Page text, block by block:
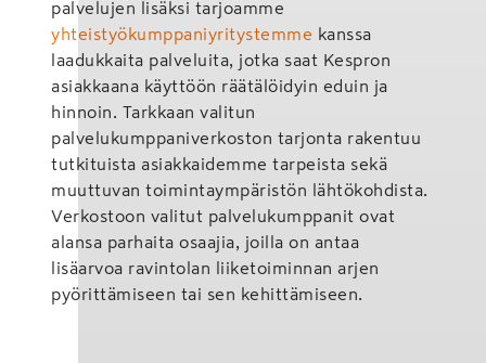
palvelujen lisäksi tarjoamme
yhteistyökumppaniyritystemme kanssa
laadukkaita palveluita, jotka saat Kespron
asiakkaana käyttöön räätälöidyin eduin ja
hinnoin. Tarkkaan valitun
palvelukumppaniverkoston tarjonta rakentuu
tutkituista asiakkaidemme tarpeista sekä
muuttuvan toimintaympäristön lähtökohdista.
Verkostoon valitut palvelukumppanit ovat
alansa parhaita osaajia, joilla on antaa
lisäarvoa ravintolan liiketoiminnan arjen
pyörittämiseen tai sen kehittämiseen.